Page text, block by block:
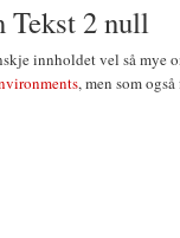
Tekst 2 null
innholdet vel så mye
, men som